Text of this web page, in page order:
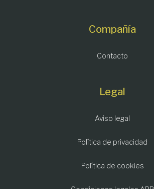
Compañía
Contacto
Legal
Aviso legal
Política de privacidad
Política de cookies